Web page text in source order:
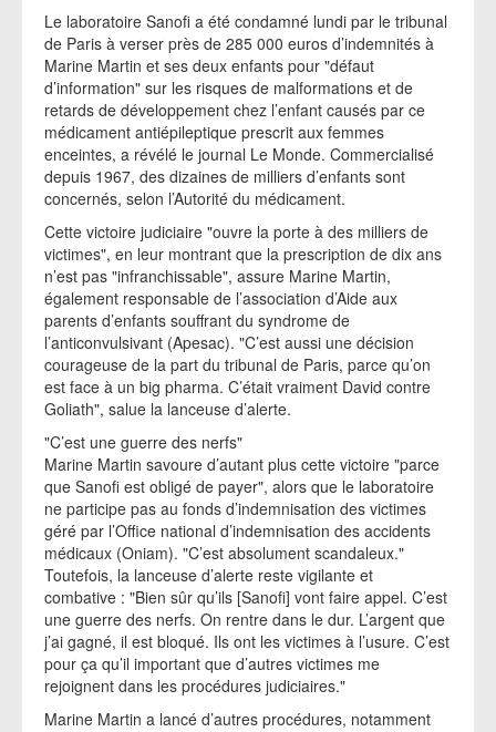
Le laboratoire Sanofi a été condamné lundi par le tribunal
de Paris à verser près de 285 000 euros d’indemnités à
Marine Martin et ses deux enfants pour "défaut
d’information" sur les risques de malformations et de
retards de développement chez l’enfant causés par ce
médicament antiépileptique prescrit aux femmes
enceintes, a révélé le journal Le Monde. Commercialisé
depuis 1967, des dizaines de milliers d’enfants sont
concernés, selon l’Autorité du médicament.
Cette victoire judiciaire "ouvre la porte à des milliers de
victimes", en leur montrant que la prescription de dix ans
n’est pas "infranchissable", assure Marine Martin,
également responsable de l’association d’Aide aux
parents d’enfants souffrant du syndrome de
l’anticonvulsivant (Apesac). "C’est aussi une décision
courageuse de la part du tribunal de Paris, parce qu’on
est face à un big pharma. C’était vraiment David contre
Goliath", salue la lanceuse d’alerte.
"C’est une guerre des nerfs"
Marine Martin savoure d’autant plus cette victoire "parce
que Sanofi est obligé de payer", alors que le laboratoire
ne participe pas au fonds d’indemnisation des victimes
géré par l’Office national d’indemnisation des accidents
médicaux (Oniam). "C’est absolument scandaleux."
Toutefois, la lanceuse d’alerte reste vigilante et
combative : "Bien sûr qu’ils [Sanofi] vont faire appel. C’est
une guerre des nerfs. On rentre dans le dur. L’argent que
j’ai gagné, il est bloqué. Ils ont les victimes à l’usure. C’est
pour ça qu’il important que d’autres victimes me
rejoignent dans les procédures judiciaires."
Marine Martin a lancé d’autres procédures, notamment